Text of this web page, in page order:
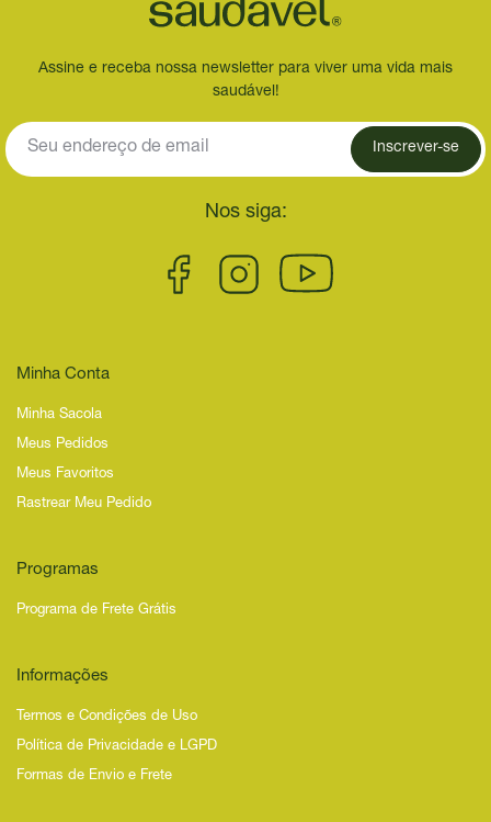
Assine e receba nossa newsletter para viver uma vida mais
saudável!
Inscrever-se
Nos siga:
Minha Conta
Minha Sacola
Meus Pedidos
Meus Favoritos
Rastrear Meu Pedido
Programas
Programa de Frete Grátis
Informações
Termos e Condições de Uso
Política de Privacidade e LGPD
Formas de Envio e Frete